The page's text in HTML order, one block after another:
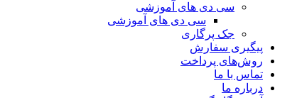
سی دی های آموزشی
سی دی های آموزشی
جک پرگاری
پیگیری سفارش
روش‌های پرداخت
تماس با ما
درباره ما